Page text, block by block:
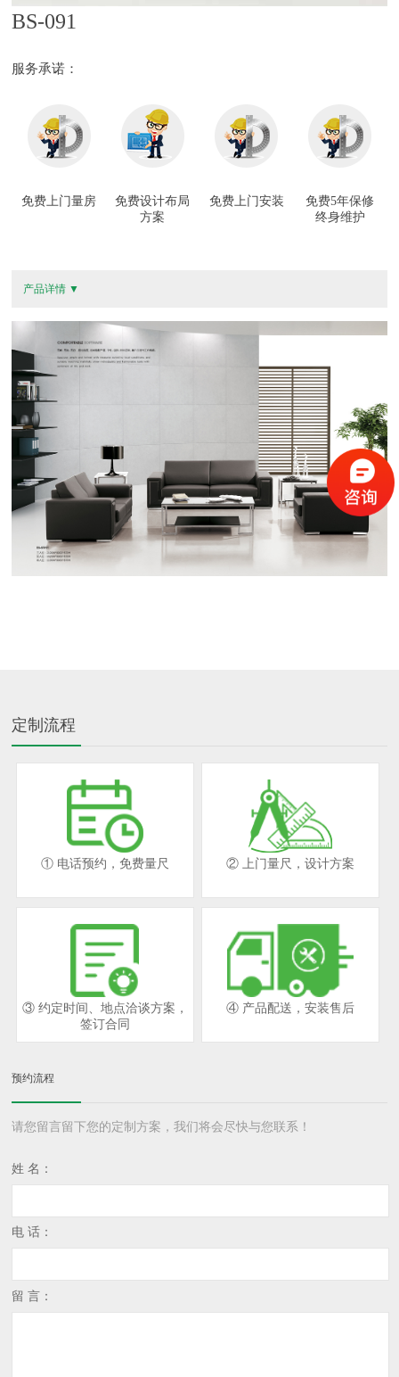
BS-091
服务承诺：
免费上门量房
免费设计布局
方案
免费上门安装
免费5年保修
终身维护
产品详情 ▼
定制流程
① 电话预约，免费量尺 ② 上门量尺，设计方案
③ 约定时间、地点洽谈方案，
签订合同
④ 产品配送，安装售后
预约流程
请您留言留下您的定制方案，我们将会尽快与您联系！
姓 名：
电 话：
留 言：